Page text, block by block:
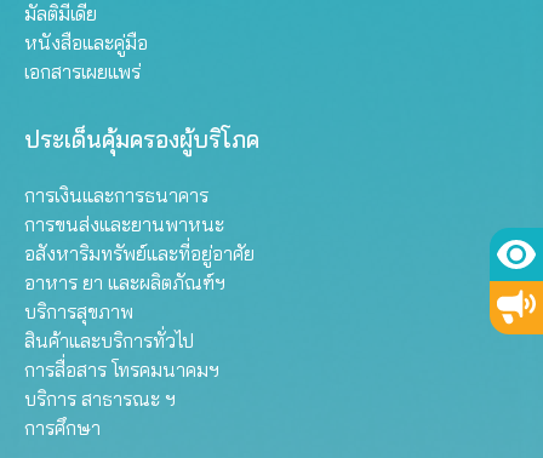
มัลติมีเดีย
หนังสือและคู่มือ
เอกสารเผยแพร่
ประเด็นคุ้มครองผู้บริโภค
การเงินและการธนาคาร
การขนส่งและยานพาหนะ
อสังหาริมทรัพย์และที่อยู่อาศัย
อาหาร ยา และผลิตภัณฑ์ฯ
บริการสุขภาพ
สินค้าและบริการทั่วไป
การสื่อสาร โทรคมนาคมฯ
บริการ สาธารณะ ฯ
การศึกษา